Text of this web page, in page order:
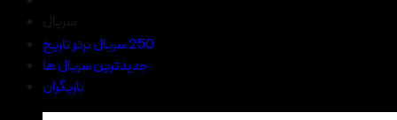
250 سریال برتر تاریخ
جدیدترین سریال ها
بازیگران